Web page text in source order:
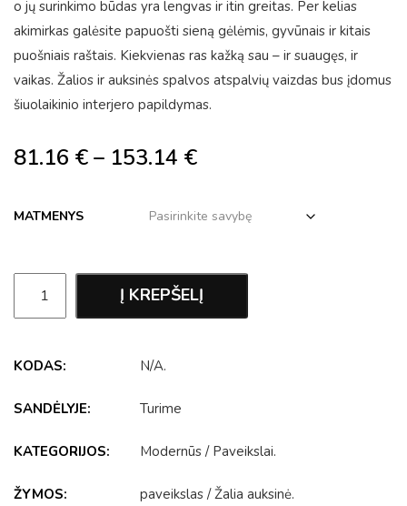
o jų surinkimo būdas yra lengvas ir itin greitas. Per kelias
akimirkas galėsite papuošti sieną gėlėmis, gyvūnais ir kitais
puošniais raštais. Kiekvienas ras kažką sau – ir suaugęs, ir
vaikas. Žalios ir auksinės spalvos atspalvių vaizdas bus įdomus
šiuolaikinio interjero papildymas.
81.16 €– 153.14 €
MATMENYS
Į KREPŠELĮ
KODAS: N/A.
SANDĖLYJE: Turime
KATEGORIJOS: Modernūs / Paveikslai.
ŽYMOS: paveikslas /Žalia auksinė.